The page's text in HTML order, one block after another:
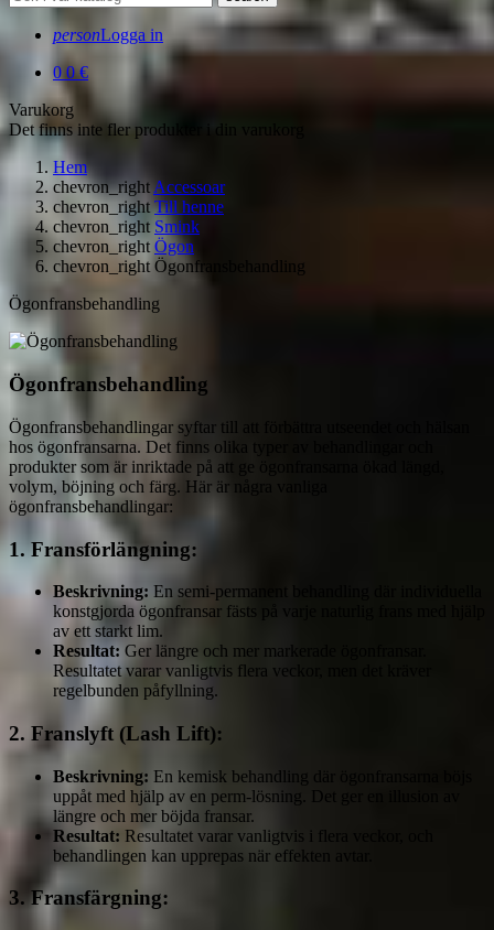
personLogga in
0 0 €
Varukorg
Det finns inte fler produkter i din varukorg
Hem
chevron_rightAccessoar
chevron_right Till henne
chevron_right Smink
chevron_right Ögon
chevron_right Ögonfransbehandling
Ögonfransbehandling
Ögonfransbehandling
Ögonfransbehandlingar syftar till att förbättra utseendet och hälsan
hos ögonfransarna. Det finns olika typer av behandlingar och
produkter som är inriktade på att ge ögonfransarna ökad längd,
volym, böjning och färg. Här är några vanliga
ögonfransbehandlingar:
1.Fransförlängning:
Beskrivning: En semi-permanent behandling där individuella
konstgjorda ögonfransar fästs på varje naturlig frans med hjälp
av ett starkt lim.
Resultat: Ger längre och mer markerade ögonfransar.
Resultatet varar vanligtvis flera veckor, men det kräver
regelbunden påfyllning.
2. Franslyft (Lash Lift):
Beskrivning: En kemisk behandling där ögonfransarna böjs
uppåt med hjälp av en perm-lösning. Det ger en illusion av
längre och mer böjda fransar.
Resultat: Resultatet varar vanligtvis i flera veckor, och
behandlingen kan upprepas när effekten avtar.
3.Fransfärgning: